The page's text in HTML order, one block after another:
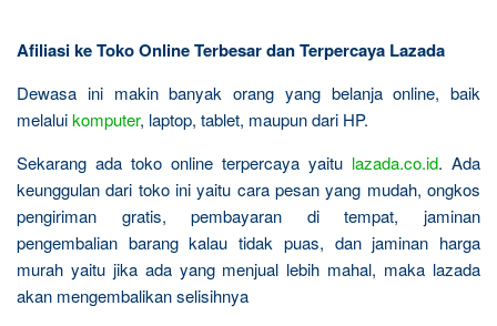
Afiliasi ke Toko Online Terbesar dan Terpercaya Lazada
Dewasa ini makin banyak orang yang belanja online, baik
melaluikomputer, laptop, tablet, maupun dari HP.
Sekarang ada toko online terpercaya yaitu lazada.co.id. Ada
keunggulan dari toko ini yaitu cara pesan yang mudah, ongkos
pengiriman gratis, pembayaran di tempat, jaminan
pengembalian barang kalau tidak puas, dan jaminan harga
murah yaitu jika ada yang menjual lebih mahal, maka lazada
akan mengembalikan selisihnya